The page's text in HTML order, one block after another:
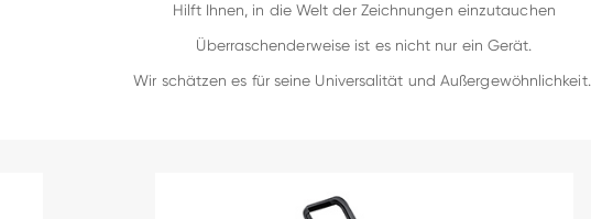
Hilft Ihnen, in die Welt der Zeichnungen einzutauchen
Überraschenderweise ist es nicht nur ein Gerät.
Wir schätzen es für seine Universalität und Außergewöhnlichkeit.